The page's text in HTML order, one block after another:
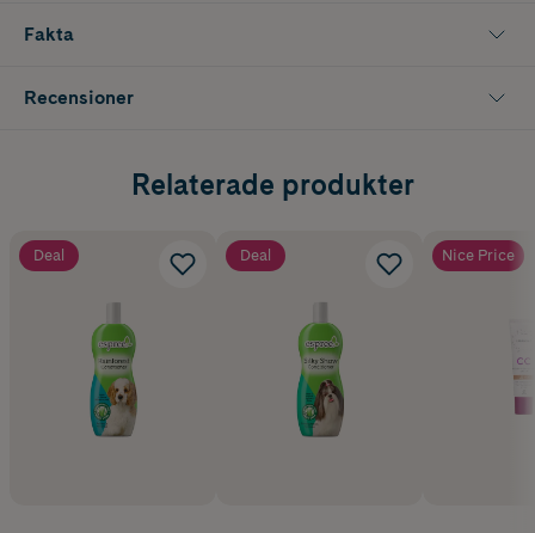
Fakta
Recensioner
Relaterade produkter
Deal Deal Nice Price